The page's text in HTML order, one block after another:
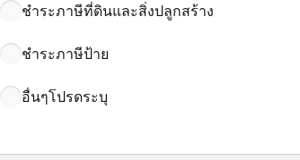
ชำระภาษีที่ดินและสิ่งปลูกสร้าง
ชำระภาษีป้าย
อื่นๆโปรดระบุ